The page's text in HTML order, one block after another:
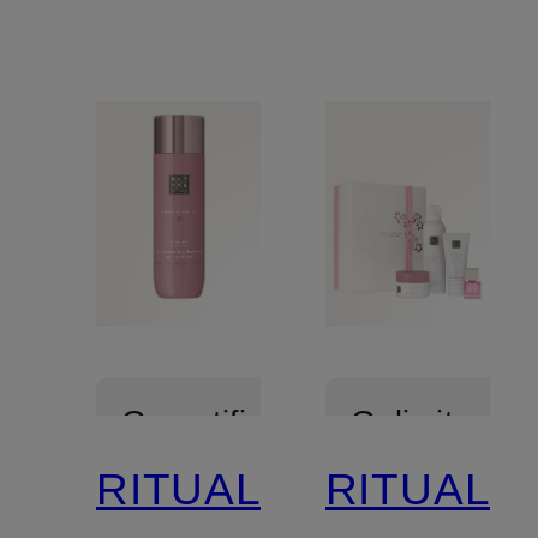
Gecertificeerd
RITUALS
Gelimiteerd
RITUALS